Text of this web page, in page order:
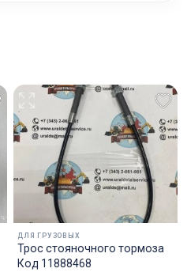
советуем Вам объединять
объединить два отдельных
будет рассчитана для каждого
будет на Вашей
мы позаботимся о
размера и с
защиты.
готовы взять на себя все
документов и
в любой регион РФ, в
ДЛЯ ГРУЗОВЫХ
Трос стояночного тормоза
Код 11888468